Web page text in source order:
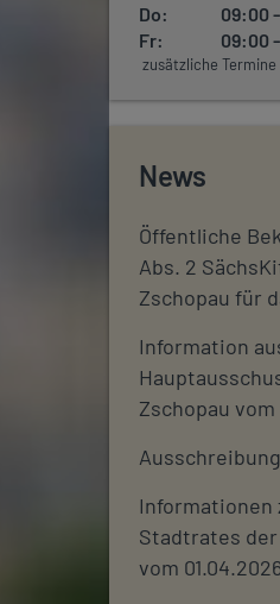
Do:
09:00
Fr:
09:00
zusätzliche
News
Öffentliche
Abs. 2
Zschopau für
Information
Zschopau vom
Informationen
Stadtrates
vom